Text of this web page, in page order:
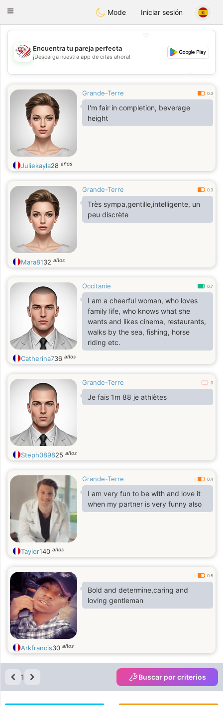
StatesDating
Toggle
Mode Iniciar sesión
💖
💕
Encuentra tu pareja perfecta
¡Descarga nuestra app de citas ahora!
Grande-Terre 0.3
I'm fair in completion, beverage
height
Juliekayla28 años
Grande-Terre 0.3
Très sympa,gentille,intelligente, un
peu discrète
Mara8132 años
Occitanie 0.7
I am a cheerful woman, who loves
family life, who knows what she
wants and likes cinema, restaurants,
walks by the sea, fishing, horse
riding etc.
Catherina736 años
Grande-Terre 0
Je fais 1m 88 je athlètes
Steph089825 años
Grande-Terre 0.4
I am very fun to be with and love it
when my partner is very funny also
Taylor140 años
0.5
Bold and determine,caring and
loving gentleman
Arkfrancis30 años
1 Buscar por criterios